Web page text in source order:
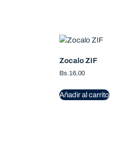
Zocalo ZIF
Bs.16,00
Añadir al carrito